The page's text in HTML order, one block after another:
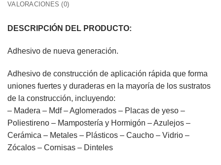
VALORACIONES (0)
DESCRIPCIÓN DEL PRODUCTO:
Adhesivo de nueva generación.
Adhesivo de construcción de aplicación rápida que forma
uniones fuertes y duraderas en la mayoría de los sustratos
de la construcción, incluyendo:
– Madera – Mdf – Aglomerados – Placas de yeso –
Poliestireno – Mampostería y Hormigón – Azulejos –
Cerámica – Metales – Plásticos – Caucho – Vidrio –
Zócalos – Cornisas – Dinteles